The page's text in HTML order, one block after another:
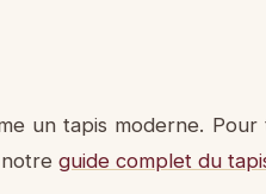
un tapis moderne.
notreguide complet du